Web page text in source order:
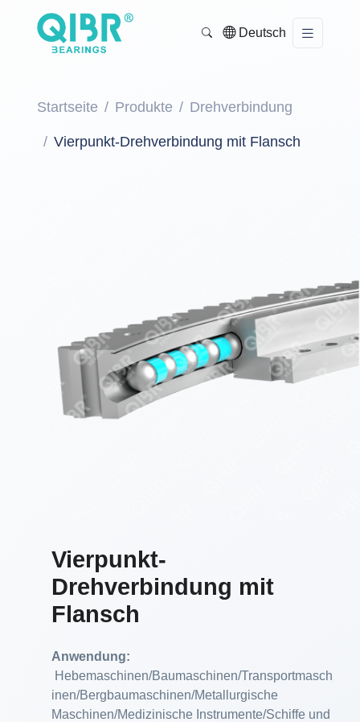
Deutsch
Startseite Produkte Drehverbindung
Vierpunkt-Drehverbindung mit Flansch
Vierpunkt-
Drehverbindung mit
Flansch
Anwendung:
Hebemaschinen/Baumaschinen/Transportmasch
inen/Bergbaumaschinen/Metallurgische
Maschinen/Medizinische Instrumente/Schiffe und